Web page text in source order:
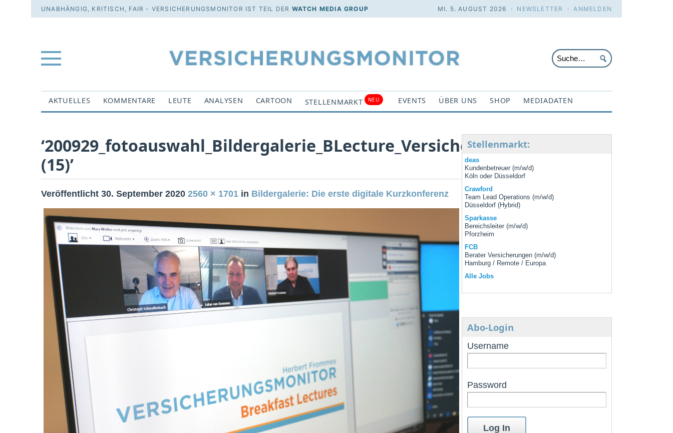
UNABHÄNGIG, KRITISCH, FAIR - VERSICHERUNGSMONITOR IST TEIL DER WATCH MEDIA GROUP MI. 5. AUGUST 2026 · NEWSLETTER ·ANMELDEN
AKTUELLES KOMMENTARE LEUTE ANALYSEN CARTOON STELLENMARKT NEU EVENTS ÜBER UNS SHOP MEDIADATEN
‘200929_fotoauswahl_Bildergalerie_BLecture_Versicherungsmonitor
(15)’
Veröffentlicht 30. September 2020 2560 × 1701 in Bildergalerie: Die erste digitale Kurzkonferenz
Stellenmarkt:
deas
Kundenbetreuer (m/w/d)
Köln oder Düsseldorf
Crawford
Team Lead Operations (m/w/d)
Düsseldorf (Hybrid)
Sparkasse
Bereichsleiter (m/w/d)
Pforzheim
FCB
Berater Versicherungen (m/w/d)
Hamburg / Remote / Europa
Alle Jobs
Abo-Login
Username
Password